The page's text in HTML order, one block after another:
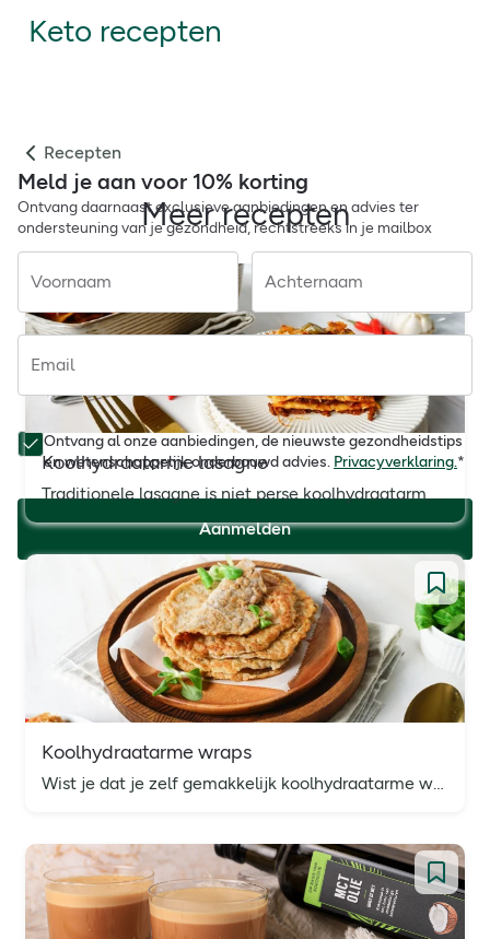
Keto recepten
Recepten
Meer recepten
Koolhydraatarme lasagne
Koolhydraatarme wraps
Wist je dat je zelf gemakkelijk koolhydraatarme wraps kan maken met amandelmeel en kokosmeel? Met dit recept tover je binnen 30 minuten heerlijke zelfgemaakte koolhydraatarme wraps op tafel.
Meld je aan voor 10% korting
Ontvang daarnaast exclusieve aanbiedingen en advies ter
ondersteuning van je gezondheid, rechtstreeks in je mailbox
Voornaam Achternaam
Email
Ontvang al onze aanbiedingen, de nieuwste gezondheidstips
en wetenschappelijk onderbouwd advies. Privacyverklaring.*
Aanmelden